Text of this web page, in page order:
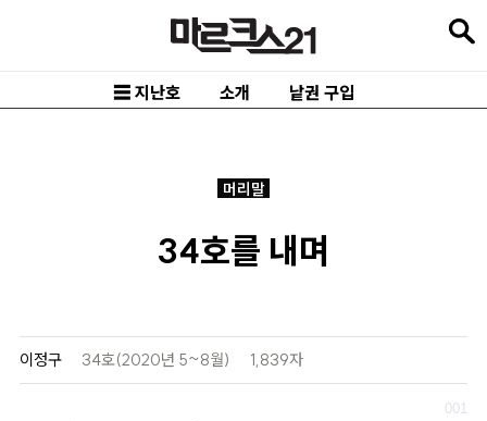
로
☰ 지난호 소개 낱권 구입
머리말
34호를 내며
이정구 34호(2020년 5~8월) 1,839자